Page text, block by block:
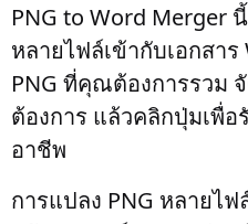
PNG to Word Merger
หลายไฟล์เข้ากับเอกสา
PNG ที่คุณต้องการรวม
ต้องการ แล้วคลิกปุ่มเพื่
อาชีพ
การแปลง PNG หลายไ